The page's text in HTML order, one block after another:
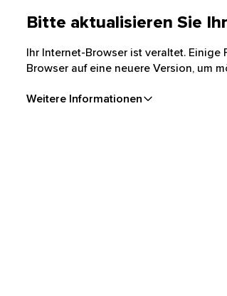
Bitte aktualisieren Sie
Ihr Internet-Browser ist veraltet.
Browser auf eine neuere Version, um
Weitere Informationen